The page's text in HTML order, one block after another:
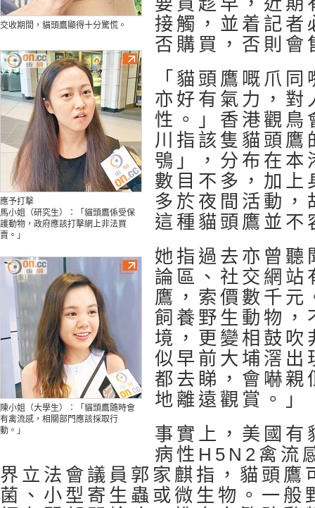
交收期間，貓頭鷹顯得十分驚慌。
應予打擊
馬小姐（研究生）：「貓頭鷹係受保
護動物，政府應該打擊網上非法買
賣。」
陳小姐（大學生）：「貓頭鷹隨時會
有禽流感，相關部門應該採取行
動。」
接觸，並着記者
否購買，否則會
「貓頭鷹嘅爪
亦好有氣力，對
性。」香港觀鳥
川指該隻貓頭鷹
鴞」，分布在本
數目不多，加上
多於夜間活動
這種貓頭鷹並不
她指過去亦曾聽
論區、社交網站
鷹，索價數千元
飼養野生動物，
境，更變相鼓吹
似早前大埔滘出
都去睇，會嚇親
地離遠觀賞。」
事實上，美國有
病性H5N2禽流
界立法會議員郭家麒指，貓頭鷹
菌、小型寄生蟲或微生物。一般